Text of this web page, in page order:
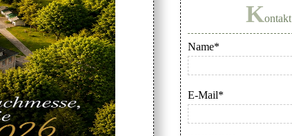
Kontakt
Name*
E-Mail*